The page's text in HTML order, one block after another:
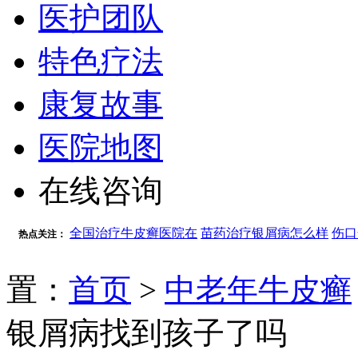
医护团队
特色疗法
康复故事
医院地图
在线咨询
热点关注： 全国治疗牛皮癣医院在 苗药治疗银屑病怎么样 伤
置： 首页 > 中老年牛皮癣
银屑病找到孩子了吗